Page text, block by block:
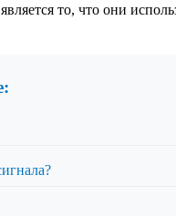
то, что они